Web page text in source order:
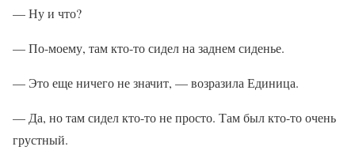
— Ну и что?
— По-моему, там кто-то сидел на заднем сиденье.
— Это еще ничего не значит, — возразила Единица.
— Да, но там сидел кто-то не просто. Там был кто-то очень
грустный.